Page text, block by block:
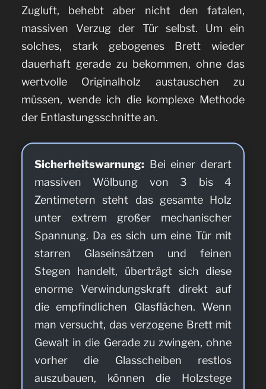
Zugluft, behebt aber nicht den fatalen,
massiven Verzug der Tür selbst. Um ein
solches, stark gebogenes Brett wieder
dauerhaft gerade zu bekommen, ohne das
wertvolle Originalholz austauschen zu
müssen, wende ich die komplexe Methode
der Entlastungsschnitte an.
Sicherheitswarnung: Bei einer derart
massiven Wölbung von 3 bis 4
Zentimetern steht das gesamte Holz
unter extrem großer mechanischer
Spannung. Da es sich um eine Tür mit
starren Glaseinsätzen und feinen
Stegen handelt, überträgt sich diese
enorme Verwindungskraft direkt auf
die empfindlichen Glasflächen. Wenn
man versucht, das verzogene Brett mit
Gewalt in die Gerade zu zwingen, ohne
vorher die Glasscheiben restlos
auszubauen, können die Holzstege